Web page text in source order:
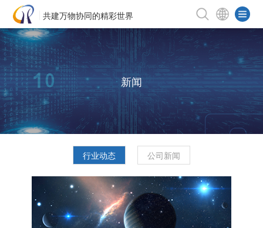
共建万物协同的精彩世界
新闻
行业动态 公司新闻